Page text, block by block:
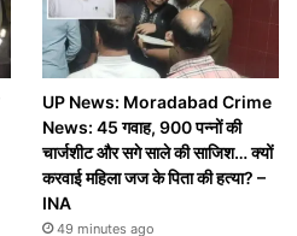
UP News: Moradabad Crime
News: 45 गवाह, 900 पन्नों की
चार्जशीट और सगे साले की साजिश… क्यों
करवाई महिला जज के पिता की हत्या? –
INA
49 minutes ago